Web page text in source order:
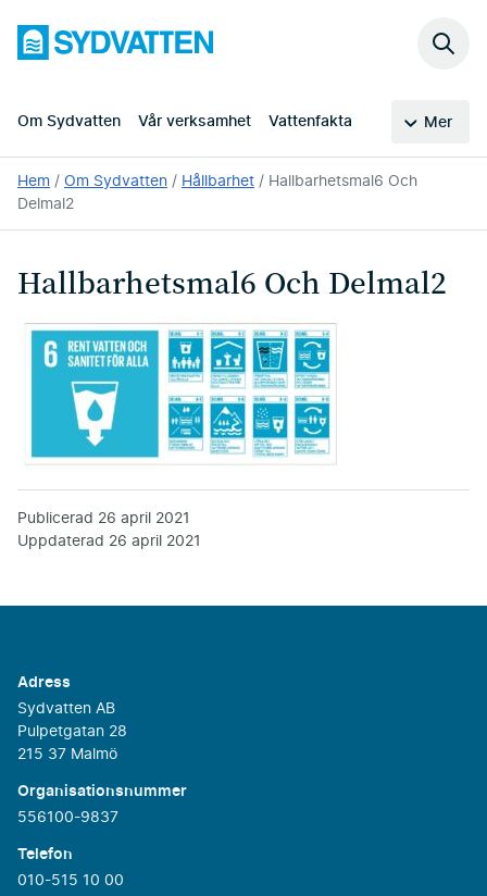
huvudinnehållet
Sydvatten
Om Sydvatten Vår verksamhet Vattenfakta Mer
Sök
Du
är
här:
Hem Om Sydvatten Hållbarhet
Hallbarhetsmal6 Och
Delmal2
Hallbarhetsmal6 Och Delmal2
Publicerad 26 april 2021
Uppdaterad 26 april 2021
Adress
Sydvatten AB
Pulpetgatan 28
215 37 Malmö
Organisationsnummer
556100-9837
Telefon
010-515 10 00